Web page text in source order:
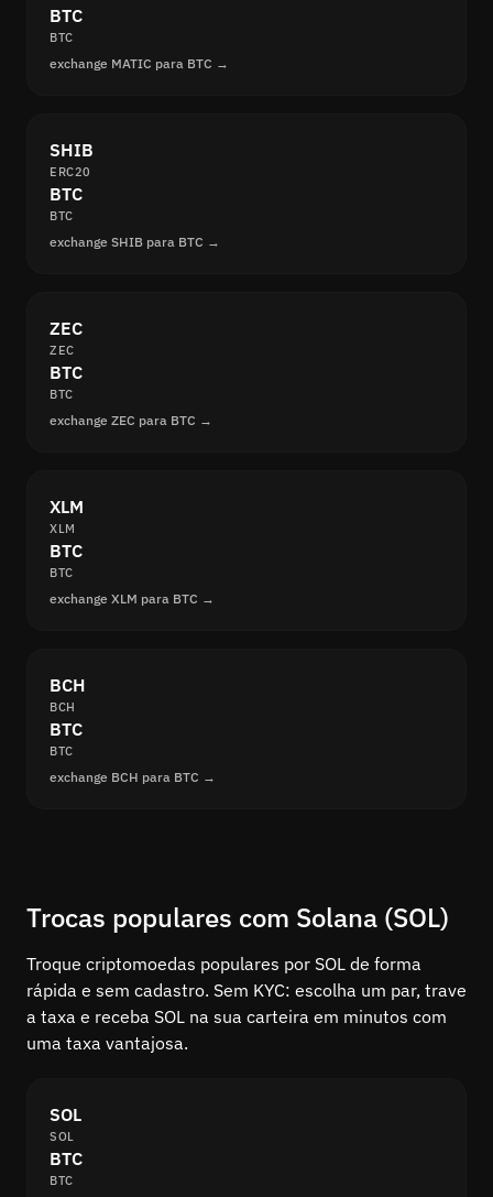
BTC
BTC
exchange MATIC para BTC →
SHIB
ERC20
BTC
BTC
exchange SHIB para BTC →
ZEC
ZEC
BTC
BTC
exchange ZEC para BTC →
XLM
XLM
BTC
BTC
exchange XLM para BTC →
BCH
BCH
BTC
BTC
exchange BCH para BTC →
Trocas populares com Solana (SOL)
Troque criptomoedas populares por SOL de forma
rápida e sem cadastro. Sem KYC: escolha um par, trave
a taxa e receba SOL na sua carteira em minutos com
uma taxa vantajosa.
SOL
SOL
BTC
BTC